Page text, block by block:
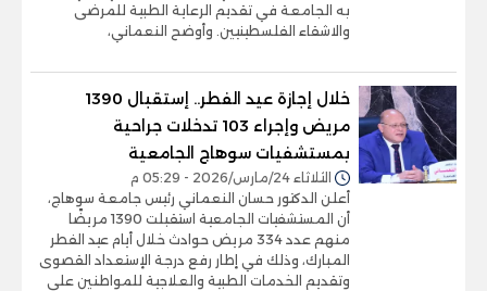
به الجامعة في تقديم الرعاية الطبية للمرضى
والاشقاء الفلسطينيين. وأوضح النعماني،
خلال إجازة عيد الفطر.. إستقبال 1390
مريض وإجراء 103 تدخلات جراحية
بمستشفيات سوهاج الجامعية
الثلاثاء 24/مارس/2026 - 05:29 م
أعلن الدكتور حسان النعماني رئيس جامعة سوهاج،
أن المستشفيات الجامعية استقبلت 1390 مريضًا
منهم عدد 334 مريض حوادث خلال أيام عيد الفطر
المبارك، وذلك في إطار رفع درجة الإستعداد القصوى
وتقديم الخدمات الطبية والعلاجية للمواطنين على